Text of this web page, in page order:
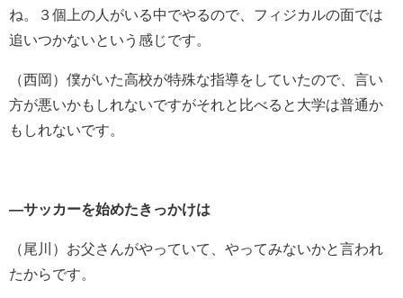
ね。３個上の人がいる中でやるので、フィジカルの面では
追いつかないという感じです。
（西岡） 僕がいた高校が特殊な指導をしていたので、言い
方が悪いかもしれないですがそれと比べると大学は普通か
もしれないです。
―サッカーを始めたきっかけは
（尾川）お父さんがやっていて、やってみないかと言われ
たからです。